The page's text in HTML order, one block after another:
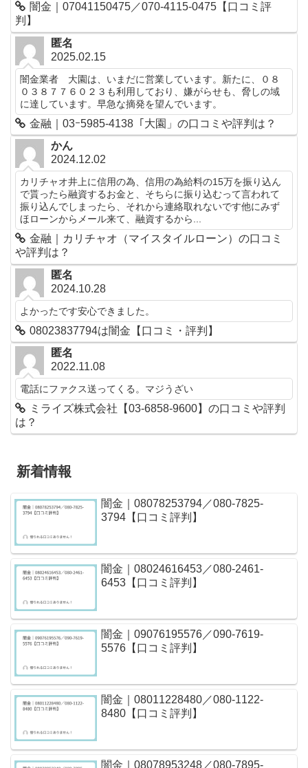
闇金｜07041150475／070-4115-0475【口コミ評
判】
匿名
2025.02.15
闇金業者 大園は、いまだに営業しています。新たに、０８
０３８７７６０２３も利用しており、嫌がらせも、脅しの域
に達しています。早急な摘発を望んでいます。
金融｜03ｰ5985-4138「大園」の口コミや評判は？
かん
2024.12.02
カリチャオ井上に信用の為、信用の為給料の15万を振り込ん
で貰ったら融資するお金と、そちらに振り込むって言われて
振り込んでしまったら、それから連絡取れないです他にみず
ほローンからメール来て、融資するから...
金融｜カリチャオ（マイスタイルローン）の口コミ
や評判は？
匿名
2024.10.28
よかったです安心できました。
08023837794は闇金【口コミ・評判】
匿名
2022.11.08
電話にファクス送ってくる。マジうざい
ミライズ株式会社【03-6858-9600】の口コミや評判
は？
新着情報
闇金｜08078253794／080-7825-
3794【口コミ評判】
闇金｜08024616453／080-2461-
6453【口コミ評判】
闇金｜09076195576／090-7619-
5576【口コミ評判】
闇金｜08011228480／080-1122-
8480【口コミ評判】
闇金｜08078953248／080-7895-